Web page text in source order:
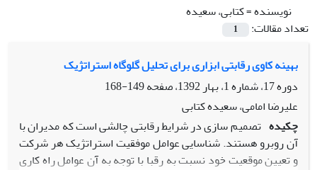
نویسنده =کتابی، سعیده
تعداد مقالات:
1
بهینه کاوی رقابتی ابزاری برای تحلیل گلوگاه استراتژیک
دوره 17، شماره 1، بهار 1392، صفحه
149-168
علیرضا امامی، سعیده کتابی
چکیده تصمیم سازی در شرایط رقابتی چالشی است که مدیران با
آن روبرو هستند. شناسایی عوامل موفقیت استراتژیک هر شرکت
و تعیین موقعیت خود نسبت به رقبا با توجه به آن عوامل راه کاری